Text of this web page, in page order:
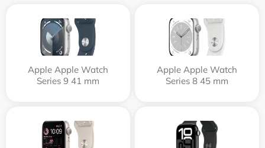
Apple Apple Watch
Series 9 41 mm
Apple Apple Watch
Series 8 45 mm